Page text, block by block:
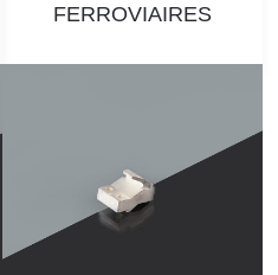
FERROVIAIRES